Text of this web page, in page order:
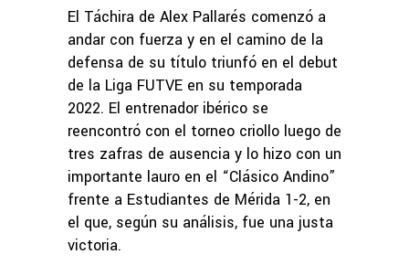
El Táchira de Alex Pallarés comenzó a
andar con fuerza y en el camino de la
defensa de su título triunfó en el debut
de la Liga FUTVE en su temporada
2022. El entrenador ibérico se
reencontró con el torneo criollo luego de
tres zafras de ausencia y lo hizo con un
importante lauro en el “Clásico Andino”
frente a Estudiantes de Mérida 1-2, en
el que, según su análisis, fue una justa
victoria.